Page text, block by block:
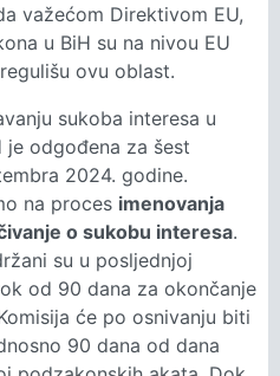
važećom Direktivom EU,
u BiH su na nivou EU
ovu oblast.
sukoba interesa u
je odgođena za šest
2024. godine.
na proces imenovanja
o sukobu interesa.
su u posljednjoj
od 90 dana za okončanje
će po osnivanju biti
90 dana od dana